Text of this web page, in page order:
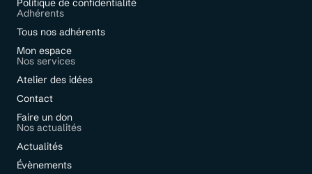
Politique de confidentialité
Adhérents
Tous nos adhérents
Mon espace
Nos services
Atelier des idées
Contact
Faire un don
Nos actualités
Actualités
Évènements